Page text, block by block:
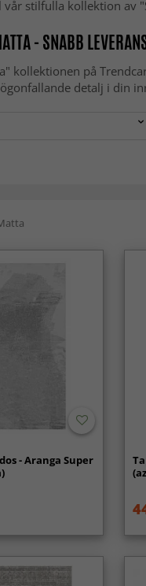
stilfulla kollektion av
- SNABB
kollektionen på
detalj i din
- Aranga Super